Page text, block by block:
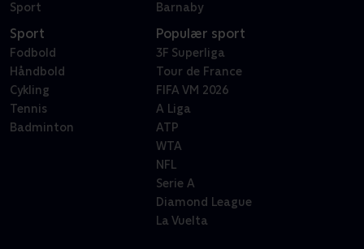
Sport
Barnaby
Sport
Fodbold
Håndbold
Cykling
Tennis
Badminton
Populær sport
3F Superliga
Tour de France
FIFA VM 2026
A Liga
ATP
WTA
NFL
Serie A
Diamond League
La Vuelta